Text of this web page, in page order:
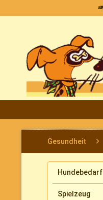
Gesundheit
Hundebedarf
Spielzeug